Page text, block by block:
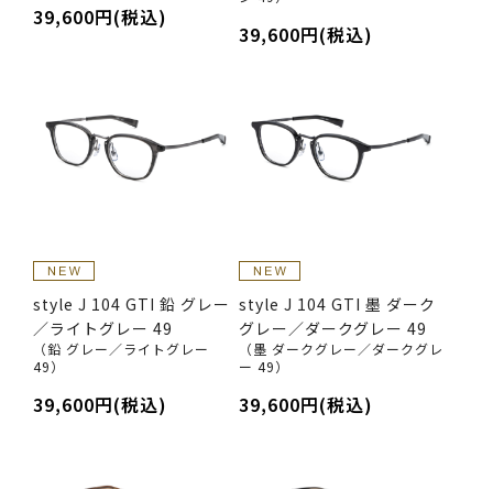
39,600円(税込)
39,600円(税込)
style J 104 GTI 鉛 グレー
／ライトグレー 49
（鉛 グレー／ライトグレー
49）
39,600円(税込)
style J 104 GTI 墨 ダーク
グレー／ダークグレー 49
（墨 ダークグレー／ダークグレ
ー 49）
39,600円(税込)